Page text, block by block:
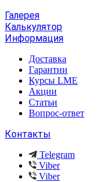
Галерея
Калькулятор
Информация
Доставка
Гарантии
Курсы LME
Акции
Статьи
Вопрос-ответ
Контакты
Telegram
Viber
Viber